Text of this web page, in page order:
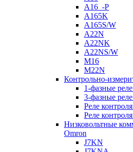
A16_-P
A165K
A165S/W
A22N
A22NK
A22NS/W
M16
M22N
Контрольно-
1-фазные
3-фазные
Реле
Реле
Низковольтные
Omron
J7KN